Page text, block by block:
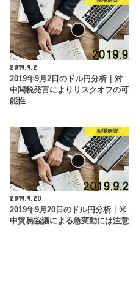
2019.9.2
2019年9月2日のドル円分析｜対
中関税発言によりリスクオフの可
能性
相場解説
2019.9.20
2019年9月20日のドル円分析｜米
中貿易協議による急変動には注意